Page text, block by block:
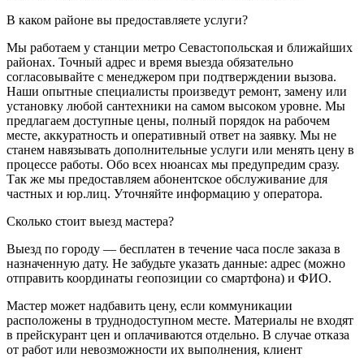
В каком районе вы предоставляете услуги?
Мы работаем у станции метро Севастопольская и ближайших
районах. Точный адрес и время выезда обязательно
согласовывайте с менеджером при подтверждении вызова.
Наши опытные специалисты произведут ремонт, замену или
установку любой сантехники на самом высоком уровне. Мы
предлагаем доступные цены, полный порядок на рабочем
месте, аккуратность и оперативный ответ на заявку. Мы не
станем навязывать дополнительные услуги или менять цену в
процессе работы. Обо всех нюансах мы предупредим сразу.
Так же мы предоставляем абонентское обслуживание для
частных и юр.лиц. Уточняйте информацию у оператора.
Сколько стоит выезд мастера?
Выезд по городу — бесплатен в течение часа после заказа в
назначенную дату. Не забудьте указать данные: адрес (можно
отправить координаты геопозиции со смартфона) и ФИО.
Мастер может надбавить цену, если коммуникации
расположены в труднодоступном месте. Материалы не входят
в прейскурант цен и оплачиваются отдельно. В случае отказа
от работ или невозможности их выполнения, клиент